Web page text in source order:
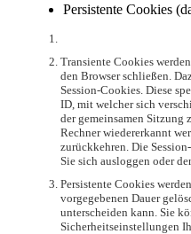
Persistente Cookies
Transiente Cookies
den Browser schließen.
Session-Cookies. Diese
ID, mit welcher sich
der gemeinsamen Sitzung
Rechner wiedererkannt
zurückkehren. Die
Sie sich ausloggen oder
Persistente Cookies
vorgegebenen Dauer
unterscheiden kann. Sie
Sicherheitseinstellungen